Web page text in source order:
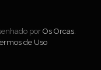
por Os Orcas.
de Uso